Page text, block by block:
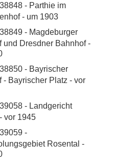
- Parthie im
- um 1903
- Magdeburger
und Dresdner Bahnhof -
- Bayrischer
- Bayrischer Platz - vor
- Landgericht
vor 1945
-
Rosental -